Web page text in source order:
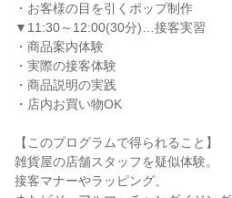
・お客様の目を引くポップ制作
▼11:30～12:00(30分)…接客実習
・商品案内体験
・実際の接客体験
・商品説明の実践
・店内お買い物OK
【このプログラムで得られること】
雑貨屋の店舗スタッフを疑似体験。
接客マナーやラッピング、